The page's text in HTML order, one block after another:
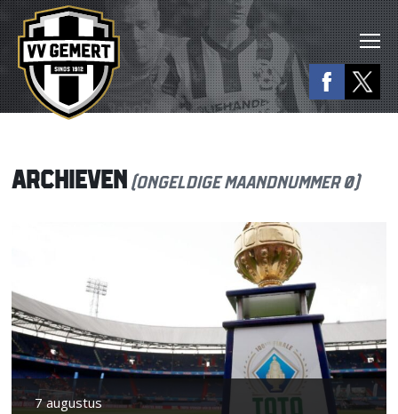
ARCHIEVEN (ongeldige maandnummer 0)
7 augustus